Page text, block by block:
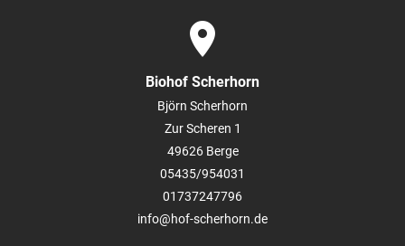
place
Biohof Scherhorn
Björn Scherhorn
Zur Scheren 1
49626 Berge
05435/954031
01737247796
info@hof-scherhorn.de